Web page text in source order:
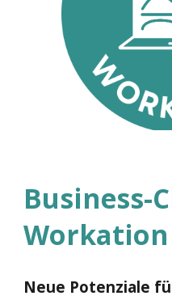
Business-
Workation
Neue Potenziale